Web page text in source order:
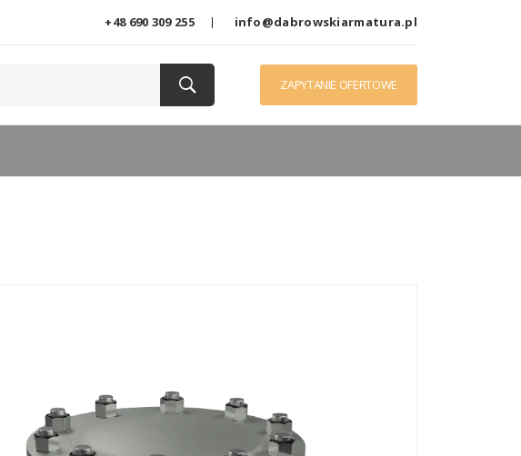
+48 690 309 255 info@dabrowskiarmatura.pl
ZAPYTANIE OFERTOWE